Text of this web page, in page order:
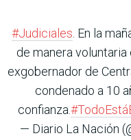
#Judiciales . En la
de manera
exgobernador de
condenado a 10
confianza.
— Diario La Nación